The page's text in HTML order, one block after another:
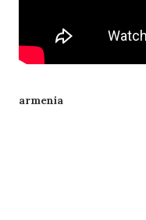
armenia